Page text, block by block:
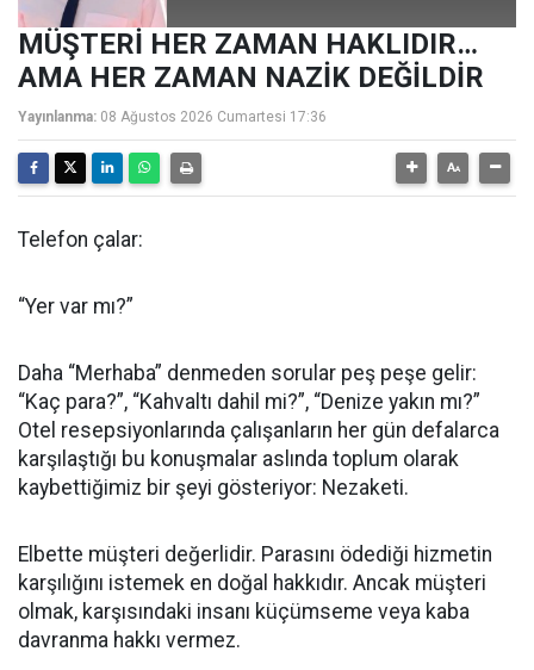
MÜŞTERİ HER ZAMAN HAKLIDIR…
AMA HER ZAMAN NAZİK DEĞİLDİR
Yayınlanma: 08 Ağustos 2026 Cumartesi 17:36
Telefon çalar:
“Yer var mı?”
Daha “Merhaba” denmeden sorular peş peşe gelir:
“Kaç para?”, “Kahvaltı dahil mi?”, “Denize yakın mı?”
Otel resepsiyonlarında çalışanların her gün defalarca
karşılaştığı bu konuşmalar aslında toplum olarak
kaybettiğimiz bir şeyi gösteriyor: Nezaketi.
Elbette müşteri değerlidir. Parasını ödediği hizmetin
karşılığını istemek en doğal hakkıdır. Ancak müşteri
olmak, karşısındaki insanı küçümseme veya kaba
davranma hakkı vermez.